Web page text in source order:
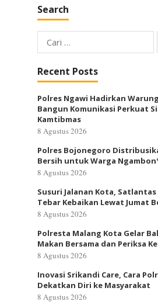
Search
Cari
untuk:
Recent Posts
Polres Ngawi Hadirkan
Bangun Komunikasi Perkuat
Kamtibmas
8 Agustus 2026
Polres Bojonegoro
Bersih untuk Warga
8 Agustus 2026
Susuri Jalanan Kota,
Tebar Kebaikan Lewat Jumat
8 Agustus 2026
Polresta Malang Kota Gelar
Makan Bersama dan Periksa
8 Agustus 2026
Inovasi Srikandi Care, Cara
Dekatkan Diri ke Masyarakat
8 Agustus 2026